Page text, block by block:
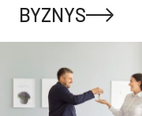
BYZNYS